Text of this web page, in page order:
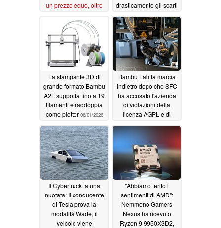
un prezzo equo, oltre
07/31/2026
drasticamente gli scarti
06/11/2026
La stampante 3D di
grande formato Bambu
A2L supporta fino a 19
filamenti e raddoppia
come plotter 06/01/2026
Bambu Lab fa marcia
indietro dopo che SFC
ha accusato l'azienda
di violazioni della
licenza AGPL e di
05/23/2026
Il Cybertruck fa una
nuotata: Il conducente
di Tesla prova la
modalità Wade, il
veicolo viene
"Abbiamo ferito i
sentimenti di AMD":
Nemmeno Gamers
Nexus ha ricevuto
Ryzen 9 9950X3D2,